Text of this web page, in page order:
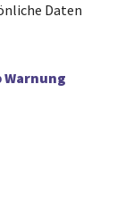
Daten
Warnung